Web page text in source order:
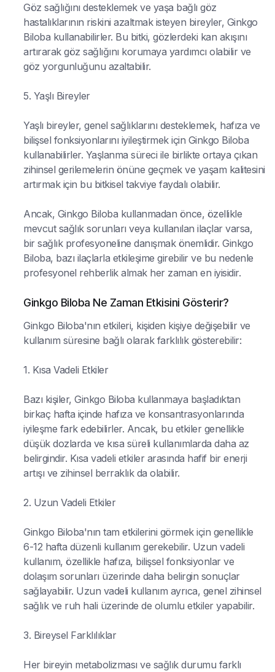
Göz sağlığını desteklemek ve yaşa bağlı göz
hastalıklarının riskini azaltmak isteyen bireyler, Ginkgo
Biloba kullanabilirler. Bu bitki, gözlerdeki kan akışını
artırarak göz sağlığını korumaya yardımcı olabilir ve
göz yorgunluğunu azaltabilir.
5. Yaşlı Bireyler
Yaşlı bireyler, genel sağlıklarını desteklemek, hafıza ve
bilişsel fonksiyonlarını iyileştirmek için Ginkgo Biloba
kullanabilirler. Yaşlanma süreci ile birlikte ortaya çıkan
zihinsel gerilemelerin önüne geçmek ve yaşam kalitesini
artırmak için bu bitkisel takviye faydalı olabilir.
Ancak, Ginkgo Biloba kullanmadan önce, özellikle
mevcut sağlık sorunları veya kullanılan ilaçlar varsa,
bir sağlık profesyoneline danışmak önemlidir. Ginkgo
Biloba, bazı ilaçlarla etkileşime girebilir ve bu nedenle
profesyonel rehberlik almak her zaman en iyisidir.
Ginkgo Biloba Ne Zaman Etkisini Gösterir?
Ginkgo Biloba'nın etkileri, kişiden kişiye değişebilir ve
kullanım süresine bağlı olarak farklılık gösterebilir:
1. Kısa Vadeli Etkiler
Bazı kişiler, Ginkgo Biloba kullanmaya başladıktan
birkaç hafta içinde hafıza ve konsantrasyonlarında
iyileşme fark edebilirler. Ancak, bu etkiler genellikle
düşük dozlarda ve kısa süreli kullanımlarda daha az
belirgindir. Kısa vadeli etkiler arasında hafif bir enerji
artışı ve zihinsel berraklık da olabilir.
2. Uzun Vadeli Etkiler
Ginkgo Biloba'nın tam etkilerini görmek için genellikle
6-12 hafta düzenli kullanım gerekebilir. Uzun vadeli
kullanım, özellikle hafıza, bilişsel fonksiyonlar ve
dolaşım sorunları üzerinde daha belirgin sonuçlar
sağlayabilir. Uzun vadeli kullanım ayrıca, genel zihinsel
sağlık ve ruh hali üzerinde de olumlu etkiler yapabilir.
3. Bireysel Farklılıklar
Her bireyin metabolizması ve sağlık durumu farklı